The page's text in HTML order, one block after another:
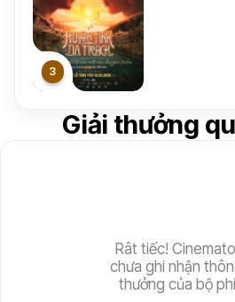
Giải thưởng
Rât tiếc!
chưa ghi nhận
thưởng của bộ